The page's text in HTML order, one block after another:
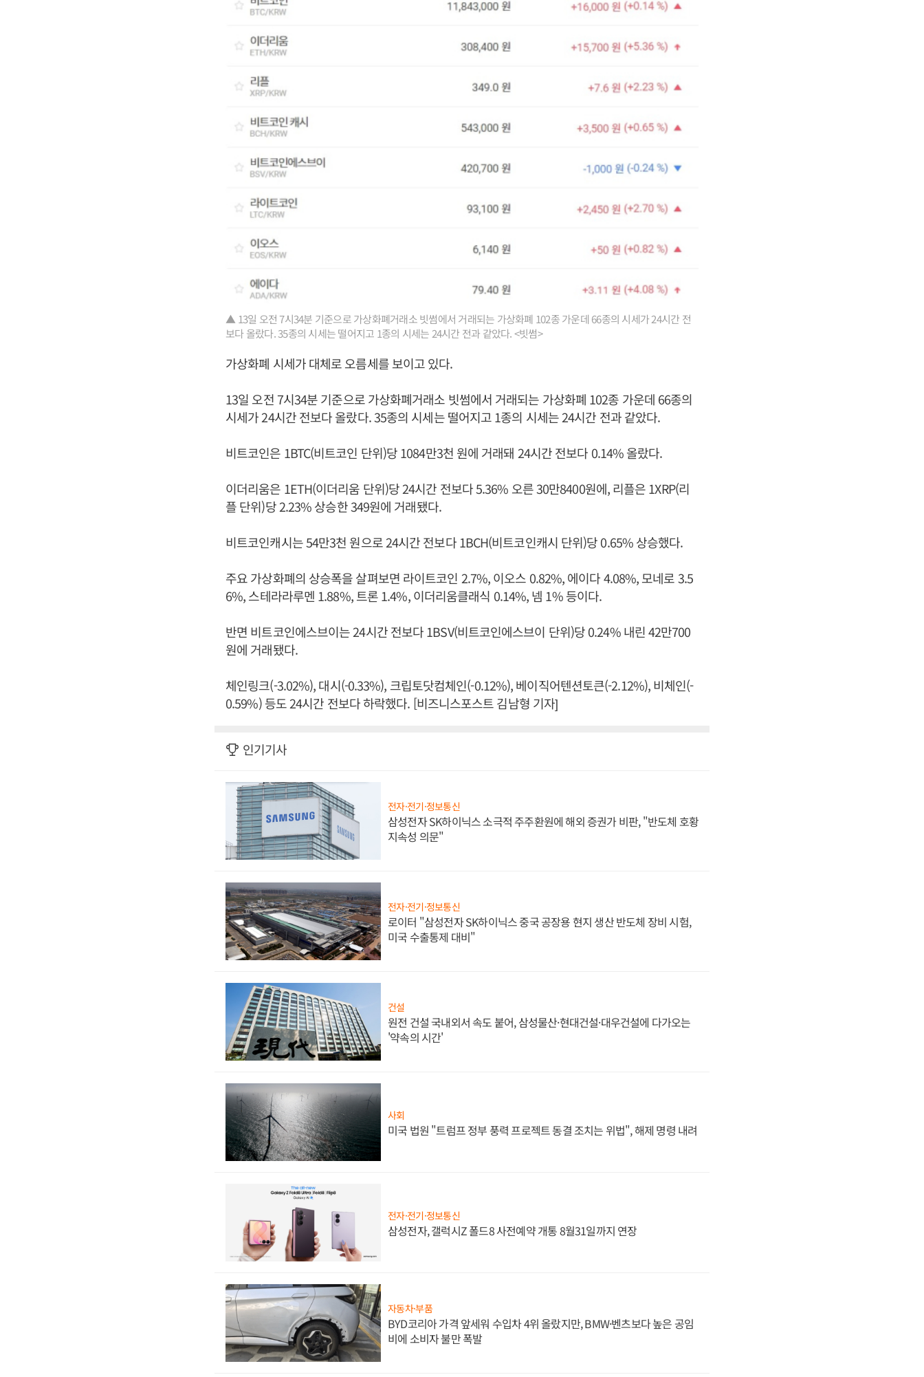
▲ 13일 오전 7시34분 기준으로 가상화폐거래소 빗썸에서 거래되는 가상화폐 102종 가운데 66종의 시세가 24시간 전
보다 올랐다. 35종의 시세는 떨어지고 1종의 시세는 24시간 전과 같았다. <빗썸>
가상화폐 시세가 대체로 오름세를 보이고 있다.
13일 오전 7시34분 기준으로 가상화폐거래소 빗썸에서 거래되는 가상화폐 102종 가운데 66종의
시세가 24시간 전보다 올랐다. 35종의 시세는 떨어지고 1종의 시세는 24시간 전과 같았다.
비트코인은 1BTC(비트코인 단위)당 1084만3천 원에 거래돼 24시간 전보다 0.14% 올랐다.
이더리움은 1ETH(이더리움 단위)당 24시간 전보다 5.36% 오른 30만8400원에, 리플은 1XRP(리
플 단위)당 2.23% 상승한 349원에 거래됐다.
비트코인캐시는 54만3천 원으로 24시간 전보다 1BCH(비트코인캐시 단위)당 0.65% 상승했다.
주요 가상화폐의 상승폭을 살펴보면 라이트코인 2.7%, 이오스 0.82%, 에이다 4.08%, 모네로 3.5
6%, 스테라라루멘 1.88%, 트론 1.4%, 이더리움클래식 0.14%, 넴 1% 등이다.
반면 비트코인에스브이는 24시간 전보다 1BSV(비트코인에스브이 단위)당 0.24% 내린 42만700
원에 거래됐다.
체인링크(-3.02%), 대시(-0.33%), 크립토닷컴체인(-0.12%), 베이직어텐션토큰(-2.12%), 비체인(-
0.59%) 등도 24시간 전보다 하락했다. [비즈니스포스트 김남형 기자]
인기기사
전자·전기·정보통신
삼성전자 SK하이닉스 소극적 주주환원에 해외 증권가 비판, "반도체 호황
지속성 의문"
전자·전기·정보통신
로이터 "삼성전자 SK하이닉스 중국 공장용 현지 생산 반도체 장비 시험,
미국 수출통제 대비"
건설
원전 건설 국내외서 속도 붙어, 삼성물산·현대건설·대우건설에 다가오는
'약속의 시간'
사회
미국 법원 "트럼프 정부 풍력 프로젝트 동결 조치는 위법", 해제 명령 내려
전자·전기·정보통신
삼성전자, 갤럭시Z 폴드8 사전예약 개통 8월31일까지 연장
자동차·부품
BYD코리아 가격 앞세워 수입차 4위 올랐지만, BMW·벤츠보다 높은 공임
비에 소비자 불만 폭발